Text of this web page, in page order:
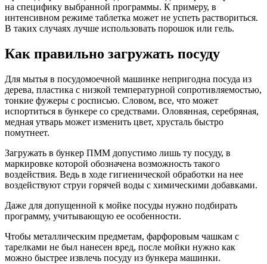
на специфику выбранной программы. К примеру, в
интенсивном режиме таблетка может не успеть раствориться.
В таких случаях лучше использовать порошок или гель.
Как правильно загружать посуду
Для мытья в посудомоечной машинке непригодна посуда из
дерева, пластика с низкой температурной сопротивляемостью,
тонкие фужеры с росписью. Словом, все, что может
испортиться в бункере со средствами. Оловянная, серебряная,
медная утварь может изменить цвет, хрусталь быстро
помутнеет.
Загружать в бункер ПММ допустимо лишь ту посуду, в
маркировке которой обозначена возможность такого
воздействия. Ведь в ходе гигиенической обработки на нее
воздействуют струи горячей воды с химическими добавками.
Даже для допущенной к мойке посуды нужно подбирать
программу, учитывающую ее особенности.
Чтобы металлическим предметам, фарфоровым чашкам с
тарелками не был нанесен вред, после мойки нужно как
можно быстрее извлечь посуду из бункера машинки.